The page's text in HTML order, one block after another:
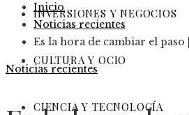
INVERSIONES Y NEGOCIOS
CULTURA Y OCIO
CIENCIA Y TECNOLOGÍA
Inicio
Noticias recientes
Es la hora de cambiar el
Noticias recientes